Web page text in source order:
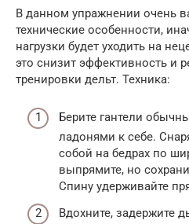
В данном упражнении очень
технические особенности,
нагрузки будет уходить на
это снизит эффективность и
тренировки дельт. Техника:
Берите гантели
ладонями к себе.
собой на бедрах по
выпрямите, но
Спину удерживайте
Вдохните, задержите